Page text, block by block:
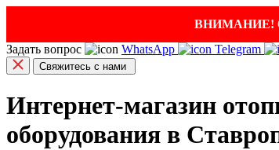
ВНИМАНИЕ!
Задать вопрос
WhatsApp Telegram
Свяжитесь с нами
Интернет-магазин
оборудования в